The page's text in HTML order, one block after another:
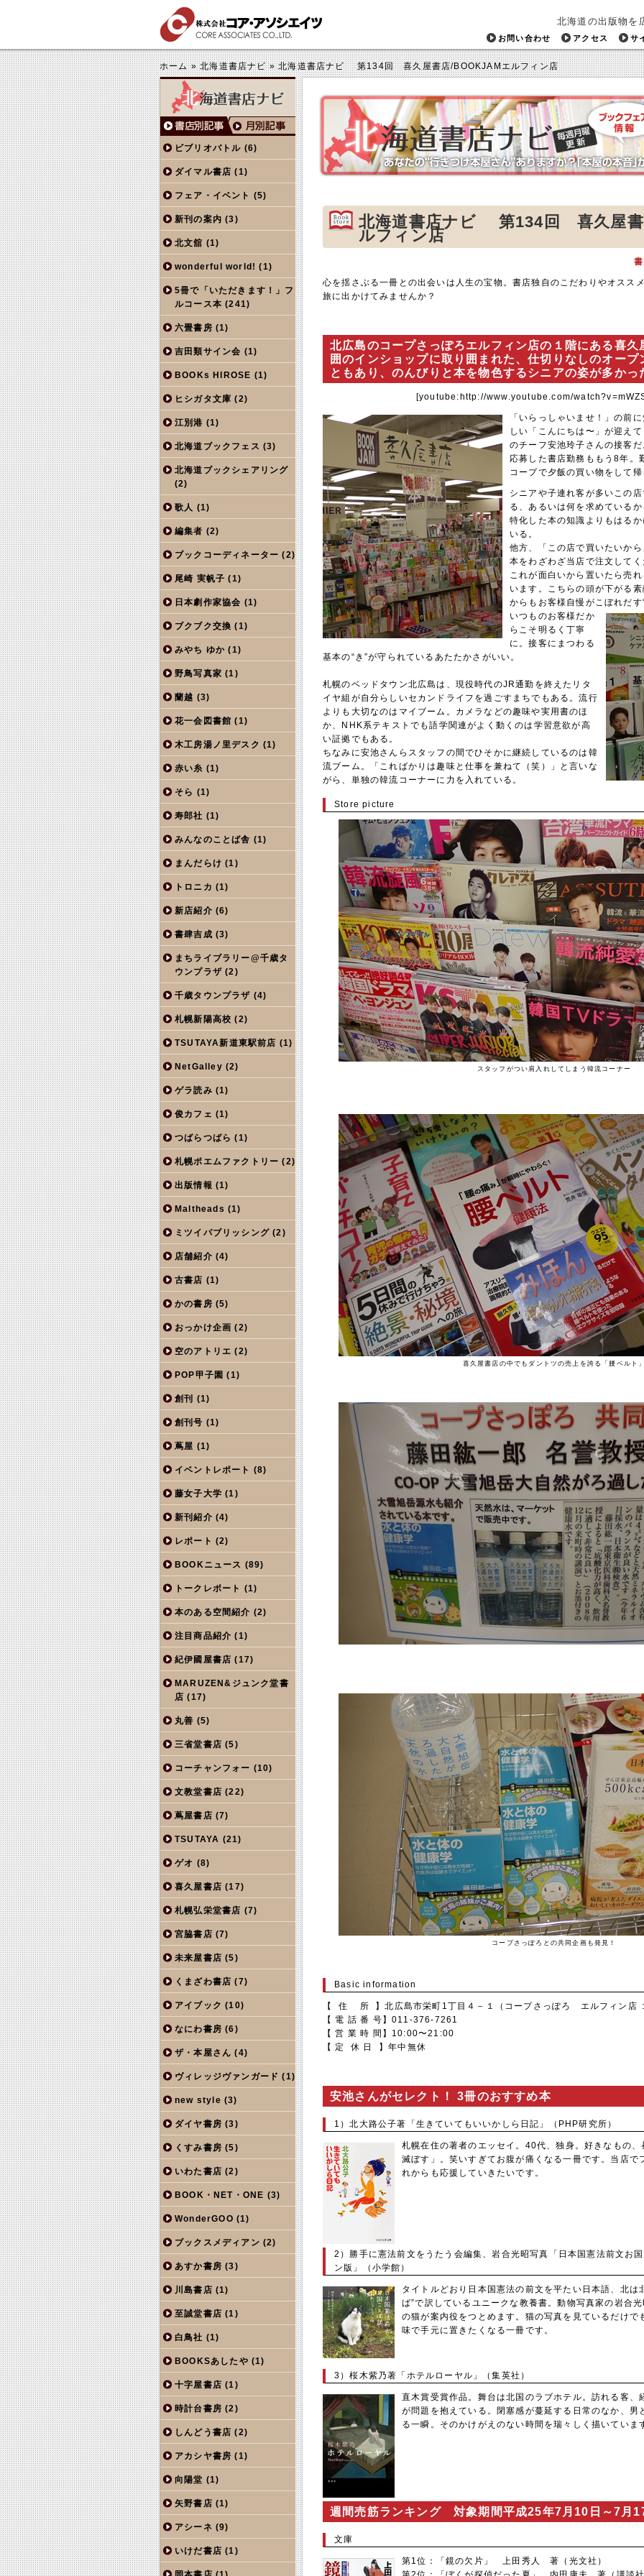
北海道の出版物を
お問い合わせ アクセス サ
ホーム»北海道書店ナビ»北海道書店ナビ 第134回 喜久屋書店/BOOKJAMエルフィン店
北海道書店ナビ 第134回 喜久屋
ルフィン店
心を揺さぶる一冊との出会いは人生の宝物。書店独自のこだわりやオスス
旅に出かけてみませんか？
北広島のコープさっぽろエルフィン店の１階にある喜
囲のインショップに取り囲まれた、仕切りなしのオー
ともあり、のんびりと本を物色するシニアの姿が多か
[youtube:http://www.youtube.com/
「いらっしゃいませ！」の前
しい「こんにちは〜」が迎え
のチーフ安池玲子さんの接客
応募した書店勤務ももう8年。
コープで夕飯の買い物をして
シニアや子連れ客が多いこの
る、あるいは何を求めている
特化した本の知識よりもはる
いる。
他方、「この店で買いたいか
本をわざわざ当店で注文して
これが面白いから置いたら売
います。こちらの頭が下がる
からもお客様自慢がこぼれだ
いつものお客様だか
らこそ明るく丁寧
に。接客にまつわる
基本の“き”が守られているあたたかさがいい。
札幌のベッドタウン北広島は、現役時代のJR通勤を終えたリタ
イヤ組が自分らしいセカンドライフを過ごすまちでもある。流行
よりも大切なのはマイブーム。カメラなどの趣味や実用書のほ
か、NHK系テキストでも語学関連がよく動くのは学習意欲が高
い証拠でもある。
ちなみに安池さんらスタッフの間でひそかに継続しているのは韓
流ブーム。「こればかりは趣味と仕事を兼ねて（笑）」と言いな
がら、単独の韓流コーナーに力を入れている。
Store picture
スタッフがつい肩入れしてしまう韓流コーナー
喜久屋書店の中でもダントツの売上を誇る「腰ベルト
コープさっぽろとの共同企画も発見！
Basic information
【 住 所 】北広島市栄町1丁目４－１（コープさっぽろ エルフィン店
【 電 話 番 号】011-376-7261
【 営 業 時 間】10:00〜21:00
【 定 休 日 】年中無休
安池さんがセレクト！ 3冊のおすすめ本
1）北大路公子著「生きていてもいいかしら日記」（PHP研究所）
札幌在住の著者のエッセイ。40代、独身。好きなもの
滅ぼす」。笑いすぎてお腹が痛くなる一冊です。当店で
れからも応援していきたいです。
2）勝手に憲法前文をうたう会編集、岩合光昭写真「日本国憲法前文お
ン版」（小学館）
タイトルどおり日本国憲法の前文を平たい日本語、北は
ば”で訳しているユニークな教養書。動物写真家の岩合
の猫が案内役をつとめます。猫の写真を見ているだけで
味で手元に置きたくなる一冊です。
3）桜木紫乃著「ホテルローヤル」（集英社）
直木賞受賞作品。舞台は北国のラブホテル。訪れる客
が問題を抱えている。閉塞感が蔓延する日常のなか、男
る一瞬。そのかけがえのない時間を瑞々しく描いていま
週間売筋ランキング 対象期間平成25年7月10日～7月
文庫
第1位：「鏡の欠片」 上田秀人 著（光文社）
ビブリオバトル (6)
ダイマル書店 (1)
フェア・イベント (5)
新刊の案内 (3)
北文舘 (1)
wonderful world! (1)
5冊で「いただきます！」フ
ルコース本 (241)
六畳書房 (1)
吉田類サイン会 (1)
BOOKs HIROSE (1)
ヒシガタ文庫 (2)
江別港 (1)
北海道ブックフェス (3)
北海道ブックシェアリング
(2)
歌人 (1)
編集者 (2)
ブックコーディネーター (2)
尾崎 実帆子 (1)
日本劇作家協会 (1)
ブクブク交換 (1)
みやち ゆか (1)
野鳥写真家 (1)
蘭越 (3)
花一会図書館 (1)
木工房湯ノ里デスク (1)
赤い糸 (1)
そら (1)
寿郎社 (1)
みんなのことば舎 (1)
まんだらけ (1)
トロニカ (1)
新店紹介 (6)
書肆吉成 (3)
まちライブラリー@千歳タ
ウンプラザ (2)
千歳タウンプラザ (4)
札幌新陽高校 (2)
TSUTAYA新道東駅前店 (1)
NetGalley (2)
ゲラ読み (1)
俊カフェ (1)
つばらつばら (1)
札幌ポエムファクトリー (2)
出版情報 (1)
Maltheads (1)
ミツイパブリッシング (2)
店舗紹介 (4)
古書店 (1)
かの書房 (5)
おっかけ企画 (2)
空のアトリエ (2)
POP甲子園 (1)
創刊 (1)
創刊号 (1)
蔦屋 (1)
イベントレポート (8)
藤女子大学 (1)
新刊紹介 (4)
レポート (2)
BOOKニュース (89)
トークレポート (1)
本のある空間紹介 (2)
注目商品紹介 (1)
紀伊國屋書店 (17)
MARUZEN&ジュンク堂書
店 (17)
丸善 (5)
三省堂書店 (5)
コーチャンフォー (10)
文教堂書店 (22)
蔦屋書店 (7)
TSUTAYA (21)
ゲオ (8)
喜久屋書店 (17)
札幌弘栄堂書店 (7)
宮脇書店 (7)
未来屋書店 (5)
くまざわ書店 (7)
アイブック (10)
なにわ書房 (6)
ザ・本屋さん (4)
ヴィレッジヴァンガード (1)
new style (3)
ダイヤ書房 (3)
くすみ書房 (5)
いわた書店 (2)
BOOK・NET・ONE (3)
WonderGOO (1)
ブックスメディアン (2)
あすか書房 (3)
川島書店 (1)
至誠堂書店 (1)
白鳥社 (1)
BOOKSあしたや (1)
十字屋書店 (1)
時計台書房 (2)
しんどう書店 (2)
アカシヤ書房 (1)
向陽堂 (1)
矢野書店 (1)
アシーネ (9)
いけだ書店 (1)